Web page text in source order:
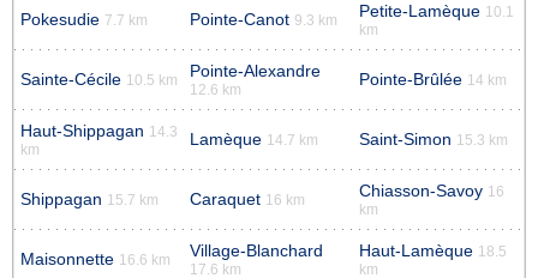
Pokesudie 7.7 km Pointe-Canot 9.3 km Petite-Lamèque 10.1
km
Sainte-Cécile 10.5 km Pointe-Alexandre
12.6 km
Pointe-Brûlée 14 km
Haut-Shippagan 14.3
km
Lamèque 14.7 km Saint-Simon 15.3 km
Shippagan 15.7 km Caraquet 16 km Chiasson-Savoy 16
km
Maisonnette 16.6 km Village-Blanchard
17.6 km
Haut-Lamèque 18.5
km